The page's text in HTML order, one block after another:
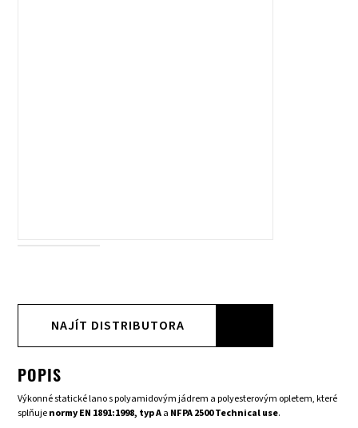
NAJÍT DISTRIBUTORA
POPIS
Výkonné statické lano s polyamidovým jádrem a polyesterovým opletem, které
splňujenormy EN 1891:1998, typ Aa NFPA 2500 Technical use.